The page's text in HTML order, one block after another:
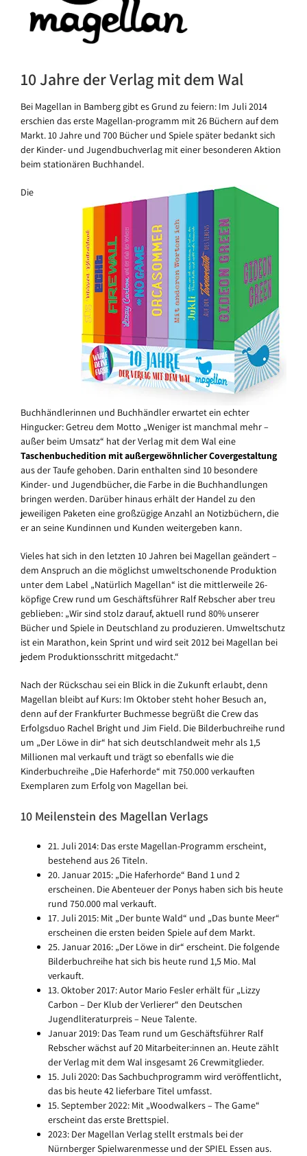
10 Jahre der Verlag mit dem Wal
Bei Magellan in Bamberg gibt es Grund zu feiern: Im Juli 2014
erschien das erste Magellan-programm mit 26 Büchern auf dem
Markt. 10 Jahre und 700 Bücher und Spiele später bedankt sich
der Kinder- und Jugendbuchverlag mit einer besonderen Aktion
beim stationären Buchhandel.
Die
Buchhändlerinnen und Buchhändler erwartet ein echter
Hingucker: Getreu dem Motto „Weniger ist manchmal mehr –
außer beim Umsatz“ hat der Verlag mit dem Wal eine
Taschenbuchedition mit außergewöhnlicher Covergestaltung
aus der Taufe gehoben. Darin enthalten sind 10 besondere
Kinder- und Jugendbücher, die Farbe in die Buchhandlungen
bringen werden. Darüber hinaus erhält der Handel zu den
jeweiligen Paketen eine großzügige Anzahl an Notizbüchern, die
er an seine Kundinnen und Kunden weitergeben kann.
Vieles hat sich in den letzten 10 Jahren bei Magellan geändert –
dem Anspruch an die möglichst umweltschonende Produktion
unter dem Label „Natürlich Magellan“ ist die mittlerweile 26-
köpfige Crew rund um Geschäftsführer Ralf Rebscher aber treu
geblieben: „Wir sind stolz darauf, aktuell rund 80% unserer
Bücher und Spiele in Deutschland zu produzieren. Umweltschutz
ist ein Marathon, kein Sprint und wird seit 2012 bei Magellan bei
jedem Produktionsschritt mitgedacht.“
Nach der Rückschau sei ein Blick in die Zukunft erlaubt, denn
Magellan bleibt auf Kurs: Im Oktober steht hoher Besuch an,
denn auf der Frankfurter Buchmesse begrüßt die Crew das
Erfolgsduo Rachel Bright und Jim Field. Die Bilderbuchreihe rund
um „Der Löwe in dir“ hat sich deutschlandweit mehr als 1,5
Millionen mal verkauft und trägt so ebenfalls wie die
Kinderbuchreihe „Die Haferhorde“ mit 750.000 verkauften
Exemplaren zum Erfolg von Magellan bei.
10 Meilenstein des Magellan Verlags
21. Juli 2014: Das erste Magellan-Programm erscheint,
bestehend aus 26 Titeln.
20. Januar 2015: „Die Haferhorde“ Band 1 und 2
erscheinen. Die Abenteuer der Ponys haben sich bis heute
rund 750.000 mal verkauft.
17. Juli 2015: Mit „Der bunte Wald“ und „Das bunte Meer“
erscheinen die ersten beiden Spiele auf dem Markt.
25. Januar 2016: „Der Löwe in dir“ erscheint. Die folgende
Bilderbuchreihe hat sich bis heute rund 1,5 Mio. Mal
verkauft.
13. Oktober 2017: Autor Mario Fesler erhält für „Lizzy
Carbon – Der Klub der Verlierer“ den Deutschen
Jugendliteraturpreis – Neue Talente.
Januar 2019: Das Team rund um Geschäftsführer Ralf
Rebscher wächst auf 20 Mitarbeiter:innen an. Heute zählt
der Verlag mit dem Wal insgesamt 26 Crewmitglieder.
15. Juli 2020: Das Sachbuchprogramm wird veröffentlicht,
das bis heute 42 lieferbare Titel umfasst.
15. September 2022: Mit „Woodwalkers – The Game“
erscheint das erste Brettspiel.
2023: Der Magellan Verlag stellt erstmals bei der
Nürnberger Spielwarenmesse und der SPIEL Essen aus.